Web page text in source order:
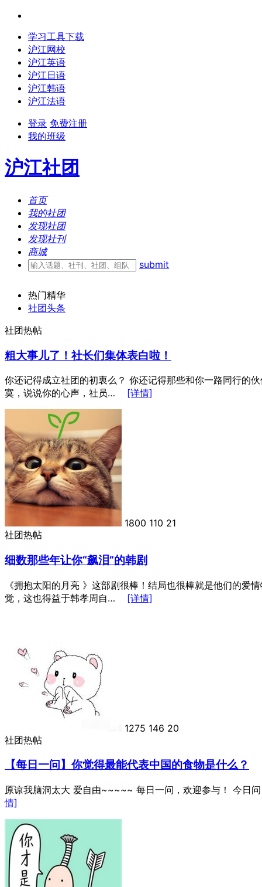
学习工具下载
沪江网校
沪江英语
沪江日语
沪江韩语
沪江法语
登录 免费注册
我的班级
沪江社团
首页
我的社团
发现社团
发现社刊
商城
submit
热门精华
社团头条
社团热帖
粗大事儿了！社长们集体表白啦！
你还记得成立社团的初衷么？ 你还记得那些和你一路同行的
寞，说说你的心声，社员… [详情]
1800 110 21
社团热帖
细数那些年让你“飙泪”的韩剧
《拥抱太阳的月亮 》这部剧很棒！结局也很棒就是他们的爱
觉，这也得益于韩孝周自… [详情]
1275 146 20
社团热帖
【每日一问】你觉得最能代表中国的食物是什么？
原谅我脑洞太大 爱自由~~~~~ 每日一问，欢迎参与！ 今
情]